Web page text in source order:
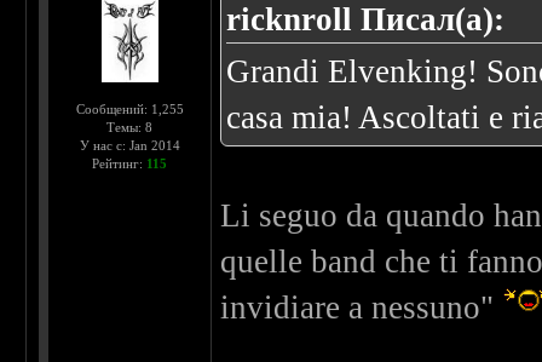
Сообщений: 1,255
Темы: 8
У нас с: Jan 2014
Рейтинг: 115
ricknroll Писал(а):
Grandi Elvenking!
casa mia! Ascoltati e
Li seguo da quando
quelle band che ti
invidiare a nessuno"